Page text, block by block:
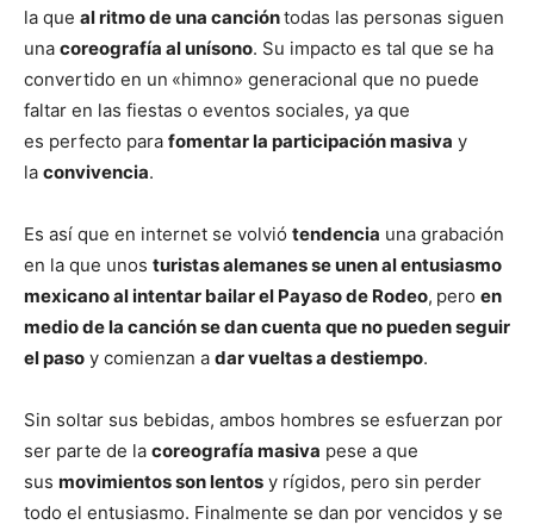
la que al ritmo de una cancióntodas las personas siguen
una coreografía al unísono. Su impacto es tal que se ha
convertido en un «himno» generacional que no puede
faltar en las fiestas o eventos sociales, ya que
es perfecto para fomentar la participación masiva y
la convivencia.
Es así que en internet se volvió tendencia una grabación
en la que unos turistas alemanes se unen al entusiasmo
mexicano al intentar bailar el Payaso de Rodeo, pero en
medio de la canción se dan cuenta que no pueden seguir
el paso y comienzan a dar vueltas a destiempo.
Sin soltar sus bebidas, ambos hombres se esfuerzan por
ser parte de la coreografía masiva pese a que
sus movimientos son lentos y rígidos, pero sin perder
todo el entusiasmo. Finalmente se dan por vencidos y se